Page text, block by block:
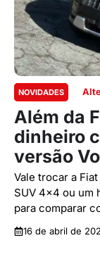
NOVIDADES
Além da
dinheiro
versão
Vale trocar a
SUV 4x4 ou um
para comparar
16 de abril de